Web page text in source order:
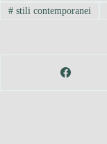
#stili contemporanei